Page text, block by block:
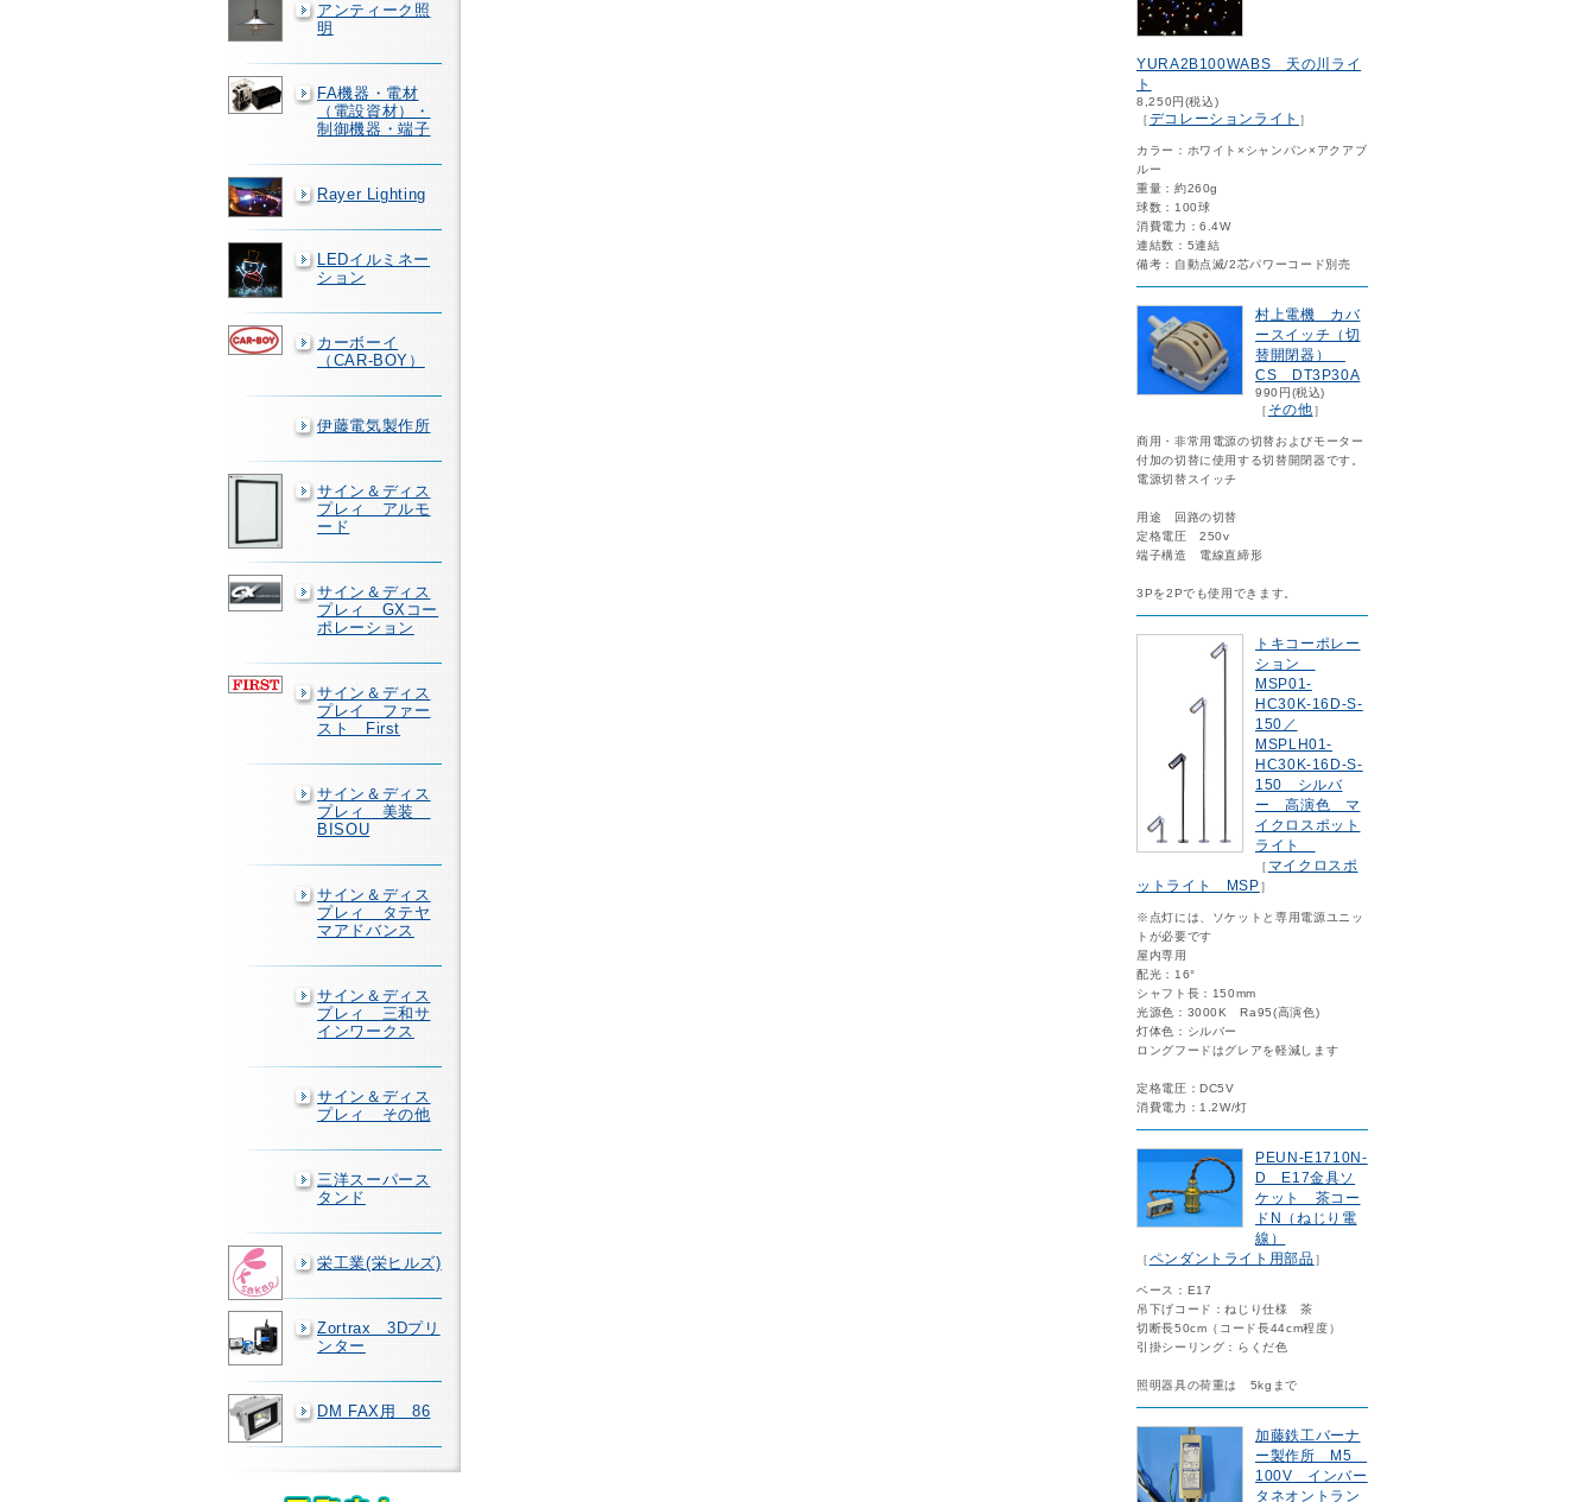
アンティーク照
明
FA機器・電材
（電設資材）・
制御機器・端子
Rayer Lighting
LEDイルミネー
ション
カーボーイ
（CAR-BOY）
伊藤電気製作所
サイン＆ディス
プレィ アルモ
ード
サイン＆ディス
プレィ GXコー
ポレーション
サイン＆ディス
プレイ ファー
スト First
サイン＆ディス
プレィ 美装
BISOU
サイン＆ディス
プレィ タテヤ
マアドバンス
サイン＆ディス
プレィ 三和サ
インワークス
サイン＆ディス
プレィ その他
三洋スーパース
タンド
栄工業(栄ヒルズ)
Zortrax 3Dプリ
ンター
DM FAX用 86
YURA2B100WABS 天の川ライ
ト
8,250円(税込)
［デコレーションライト ］
カラー：ホワイト×シャンパン×アクアブ
ルー
重量：約260g
球数：100球
消費電力：6.4W
連結数：5連結
備考：自動点滅/2芯パワーコード別売
村上電機 カバ
ースイッチ（切
替開閉器）
CS DT3P30A
990円(税込)
［ その他］
商用・非常用電源の切替およびモーター
付加の切替に使用する切替開閉器です。
電源切替スイッチ
用途 回路の切替
定格電圧 250v
端子構造 電線直締形
3Pを2Pでも使用できます。
トキコーポレー
ション
MSP01-
HC30K-16D-S-
150／
MSPLH01-
HC30K-16D-S-
150 シルバ
ー 高演色 マ
イクロスポット
ライト
［ マイクロスポ
ットライト MSP］
※点灯には、ソケットと専用電源ユニッ
トが必要です
屋内専用
配光：16°
シャフト長：150mm
光源色：3000K Ra95(高演色)
灯体色：シルバー
ロングフードはグレアを軽減します
定格電圧：DC5V
消費電力：1.2W/灯
PEUN-E1710N-
D E17金具ソ
ケット 茶コー
ドN（ねじり電
線）
［ペンダントライト用部品］
ベース：E17
吊下げコード：ねじり仕様 茶
切断長50cm（コード長44cm程度）
引掛シーリング：らくだ色
照明器具の荷重は 5kgまで
加藤鉄工バーナ
ー製作所 M5
100V インバー
タネオントラン